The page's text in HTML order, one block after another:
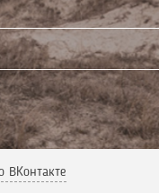
ВКонтакте